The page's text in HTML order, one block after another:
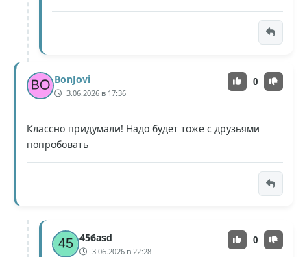
BonJovi
3.06.2026 в 17:36
0
Классно придумали! Надо будет тоже с друзьями
попробовать
456asd
3.06.2026 в 22:28
0